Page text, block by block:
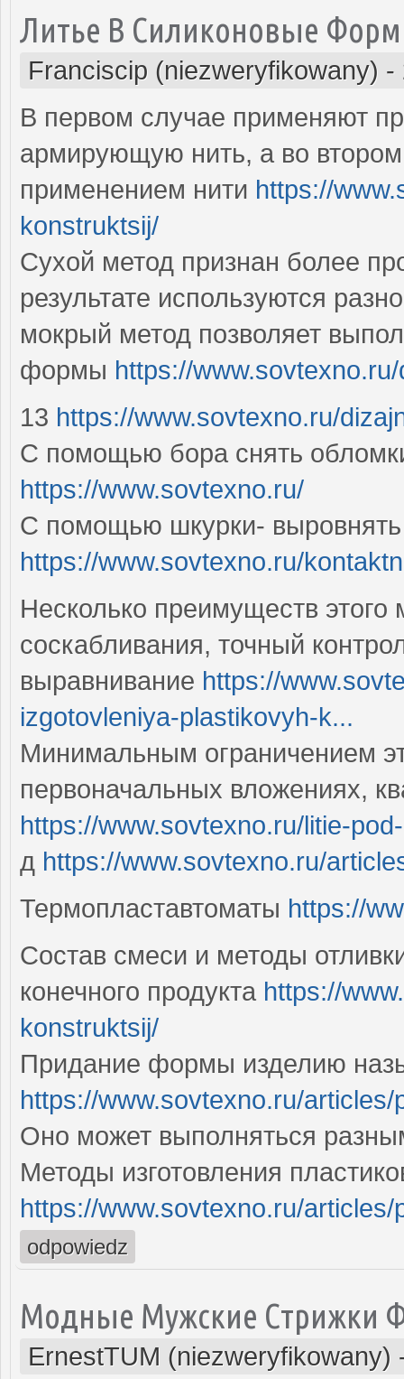
Литье В Силиконовые
Franciscip (niezweryfikowany) -
В первом случае применяют
армирующую нить, а во втором
применением нити https://
konstruktsij/
Сухой метод признан более
результате используются
мокрый метод позволяет
формы https://
13 https://www.sovtexno.ru/
С помощью бора снять
https://www.sovtexno.ru/
С помощью шкурки- выровнять
https://www.sovtexno.ru/
Несколько преимуществ этого
соскабливания, точный
выравнивание https://
izgotovleniya-plastikovyh-k...
Минимальным ограничением
первоначальных вложениях,
https://www.sovtexno.ru/litie-
д https://www.sovtexno.ru/
Термопластавтоматы https://
Состав смеси и методы
конечного продукта https://
konstruktsij/
Придание формы изделию
https://www.sovtexno.ru/
Оно может выполняться
Методы изготовления
https://www.sovtexno.ru/
odpowiedz
Модные Мужские Стрижки
ErnestTUM (niezweryfikowany)